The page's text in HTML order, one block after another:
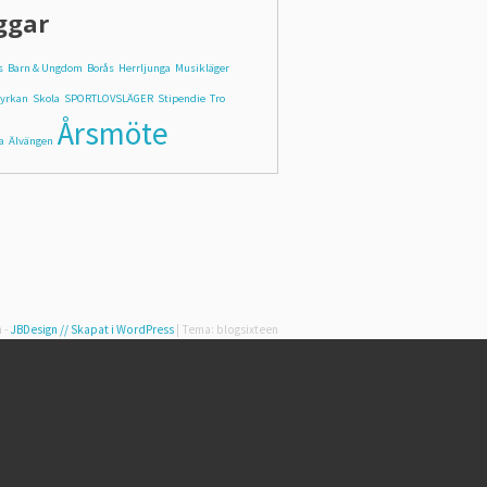
Barn & Ungdom Borås Herrljunga Musikläger
Skola SPORTLOVSLÄGER Stipendie Tro
Älvängen Årsmöte
- JBDesign // Skapat i WordPress | Tema: blogsixteen